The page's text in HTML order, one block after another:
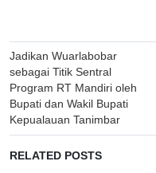
Post
navigation
Jadikan Wuarlabobar
sebagai Titik Sentral
Program RT Mandiri oleh
Bupati dan Wakil Bupati
Kepualauan Tanimbar
RELATED POSTS